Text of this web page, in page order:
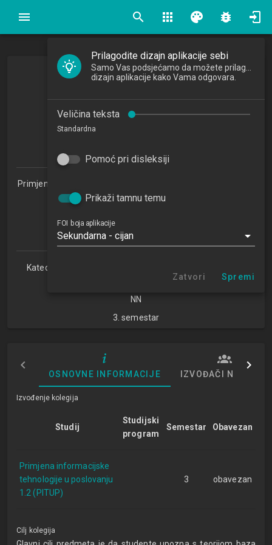
search apps palette bug_report
Baze podataka
Database
2018/2019
Primjena informacijske tehnologije u poslovanju 1.2 (PITUP)
Studijski centar Varaždin (PITUP 1.2)
Studijski centar Sisak
Studijski centar Zabok
Katedra za teorijske i primijenjene osnove informacijskih
NN
3. semestar
OSNOVNE INFORMACIJE IZVOĐAČI NASTAVE
Izvođenje kolegija
Studij
Studijski
program
Semestar Obavezan
Primjena informacijske
tehnologije u poslovanju
1.2 (PITUP)
3 obavezan
Cilj kolegija
Prilagodite dizajn aplikacije sebi
dizajn aplikacije kako Vama odgovara.
Veličina teksta
Standardna
Pomoć pri disleksiji
Prikaži tamnu temu
FOI boja aplikacije
Sekundarna - cijan
Zatvori Spremi